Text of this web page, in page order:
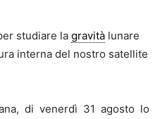
studiare la gravità lunare
interna del nostro satellite
di venerdì 31 agosto lo